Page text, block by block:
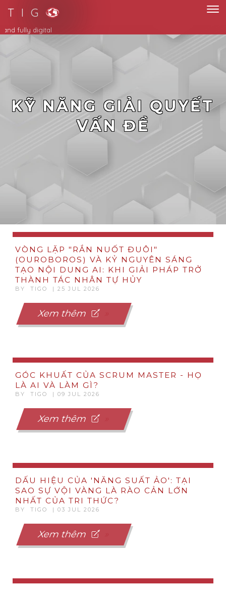
T I G
to new norm with paperless and fully digital
KỸ NĂNG GIẢI QUYẾT
VẤN ĐỀ
VÒNG LẶP "RẮN NUỐT ĐUÔI"
(OUROBOROS) VÀ KỶ NGUYÊN SÁNG
TẠO NỘI DUNG AI: KHI GIẢI PHÁP TRỞ
THÀNH TÁC NHÂN TỰ HỦY
BY TIGO | 25 JUL 2026
Xem thêm
GÓC KHUẤT CỦA SCRUM MASTER - HỌ
LÀ AI VÀ LÀM GÌ?
BY TIGO | 09 JUL 2026
Xem thêm
DẤU HIỆU CỦA 'NĂNG SUẤT ẢO': TẠI
SAO SỰ VỘI VÀNG LÀ RÀO CẢN LỚN
NHẤT CỦA TRI THỨC?
BY TIGO | 03 JUL 2026
Xem thêm